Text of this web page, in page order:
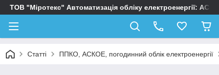
ТОВ "Міротекс" Автоматизація обліку електроенергії:
Статті ППКО, АСКОЕ, погодинний облік електроенергії